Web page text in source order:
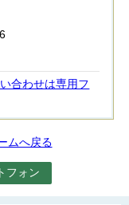
合わせは専用フ
ムへ戻る
フォン